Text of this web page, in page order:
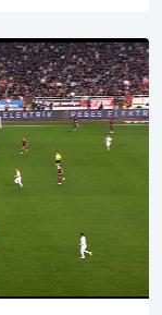
00:00